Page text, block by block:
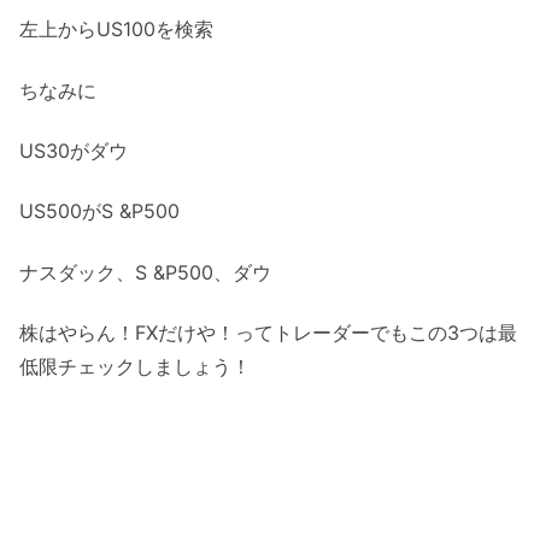
左上からUS100を検索
ちなみに
US30がダウ
US500がS &P500
ナスダック、S &P500、ダウ
株はやらん！FXだけや！ってトレーダーでもこの3つは最
低限チェックしましょう！